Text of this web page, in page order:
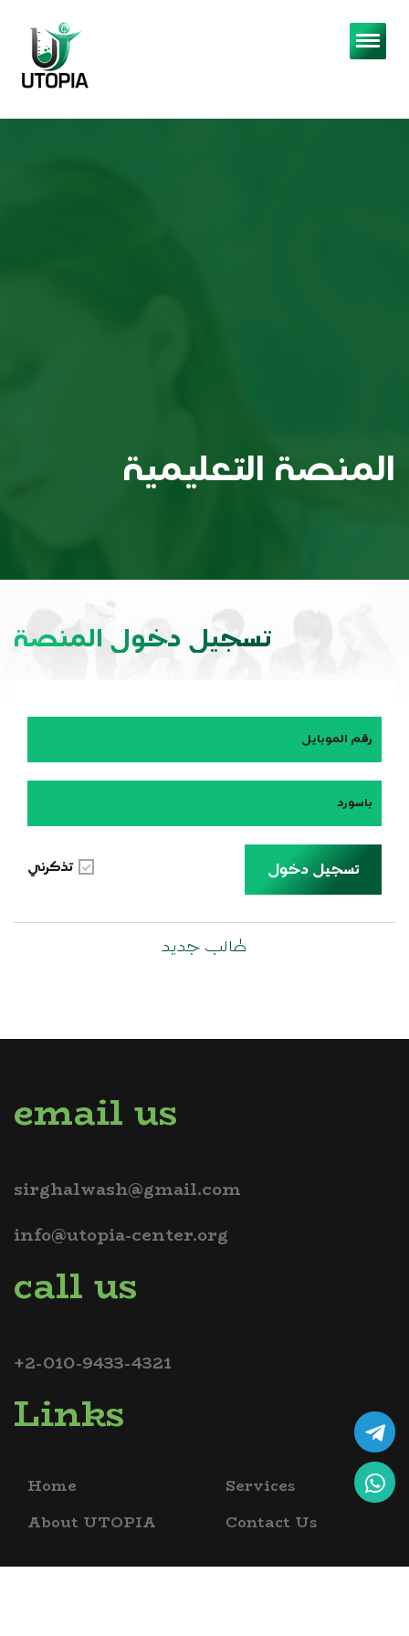
المنصة التعليمية
تسجيل دخول المنصة
رقم الموبايل
باسورد
تسجيل دخول تذكرني
طالب جديد
email us
sirghalwash@gmail.com
info@utopia-center.org
call us
+2-010-9433-4321
Links
Home
About UTOPIA
Services
Contact Us